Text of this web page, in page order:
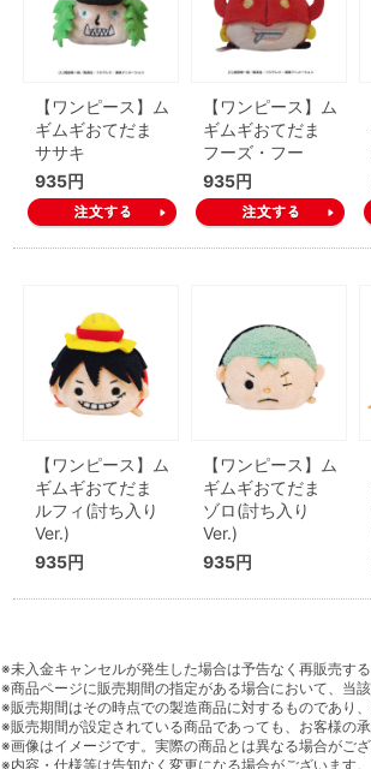
【ワンピース】ム
ギムギおてだま
ササキ
935円
【ワンピース】ム
ギムギおてだま
フーズ・フー
935円
【ワンピース】ム
ギムギおてだま
ルフィ(討ち入り
Ver.)
935円
【ワンピース】ム
ギムギおてだま
ゾロ(討ち入り
Ver.)
935円
※未入金キャンセルが発生した場合は予告なく再販売す
※商品ページに販売期間の指定がある場合において、当
※販売期間はその時点での製造商品に対するものであり
※販売期間が設定されている商品であっても、お客様の
※画像はイメージです。実際の商品とは異なる場合がござ
※内容・仕様等は告知なく変更になる場合がございます。